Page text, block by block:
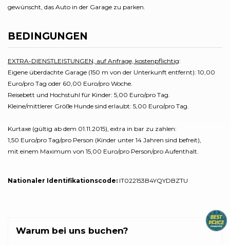
gewünscht, das Auto in der Garage zu parken.
BEDINGUNGEN
EXTRA-DIENSTLEISTUNGEN, auf Anfrage, kostenpflichtig:
Eigene überdachte Garage (150 m von der Unterkunft entfernt): 10,00
Euro/pro Tag oder 60,00 Euro/pro Woche.
Reisebett und Hochstuhl für Kinder: 5,00 Euro/pro Tag.
Kleine/mittlerer Größe Hunde sind erlaubt: 5,00 Euro/pro Tag.
Kurtaxe (gültig ab dem 01.11.2015), extra in bar zu zahlen:
1,50 Euro/pro Tag/pro Person (Kinder unter 14 Jahren sind befreit),
mit einem Maximum von 15,00 Euro/pro Person/pro Aufenthalt.
Nationaler Identifikationscode: IT022153B4YQYDBZTU
Warum bei uns buchen?